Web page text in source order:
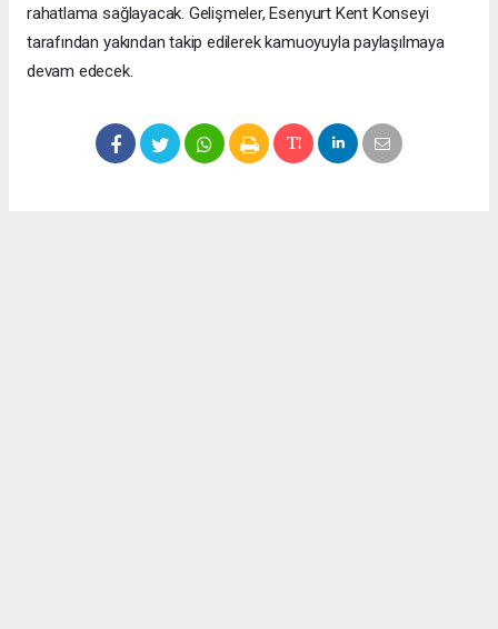
rahatlama sağlayacak. Gelişmeler, Esenyurt Kent Konseyi
tarafından yakından takip edilerek kamuoyuyla paylaşılmaya
devam edecek.